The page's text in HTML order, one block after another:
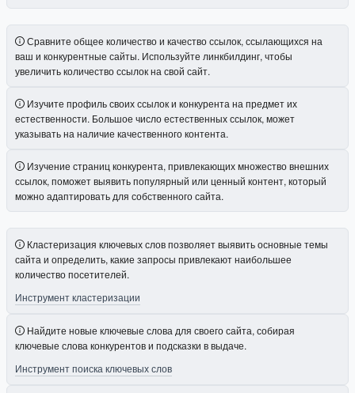
Сравните общее количество и качество ссылок, ссылающихся на
ваш и конкурентные сайты. Используйте линкбилдинг, чтобы
увеличить количество ссылок на свой сайт.
Изучите профиль своих ссылок и конкурента на предмет их
естественности. Большое число естественных ссылок, может
указывать на наличие качественного контента.
Изучение страниц конкурента, привлекающих множество внешних
ссылок, поможет выявить популярный или ценный контент, который
можно адаптировать для собственного сайта.
Кластеризация ключевых слов позволяет выявить основные темы
сайта и определить, какие запросы привлекают наибольшее
количество посетителей.
Инструмент кластеризации
Найдите новые ключевые слова для своего сайта, собирая
ключевые слова конкурентов и подсказки в выдаче.
Инструмент поиска ключевых слов